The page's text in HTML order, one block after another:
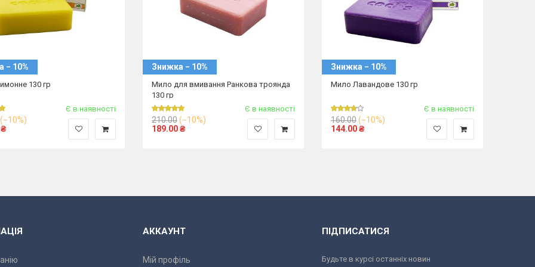
− 10%
130 гр
Є в наявності
(−10%)
₴
Знижка − 10%
Мило для вмивання Ранкова троянда
130 гр
Є в наявності
210.00(−10%)
189.00₴
Знижка − 10%
Мило Лавандове 130 гр
Є в наявності
160.00(−10%)
144.00₴
АККАУНТ
Мій профіль
ПІДПИСАТИСЯ
Будьте в курсі останніх новин